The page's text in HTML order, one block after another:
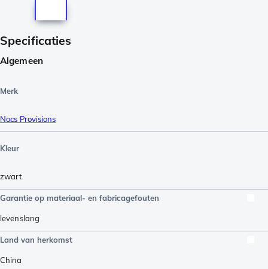
Specificaties
Algemeen
Merk
Nocs Provisions
Kleur
zwart
Garantie op materiaal- en fabricagefouten
levenslang
Land van herkomst
China